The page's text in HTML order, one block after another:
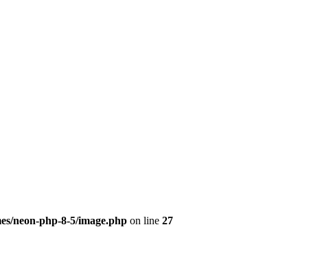
neon-php-8-5/image.php on line 27